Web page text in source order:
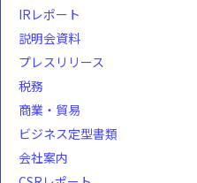
IRレポート
説明会資料
プレスリリース
税務
商業・貿易
ビジネス定型書類
会社案内